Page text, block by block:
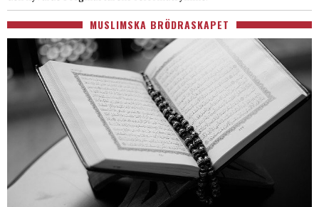
MUSLIMSKA BRÖDRASKAPET